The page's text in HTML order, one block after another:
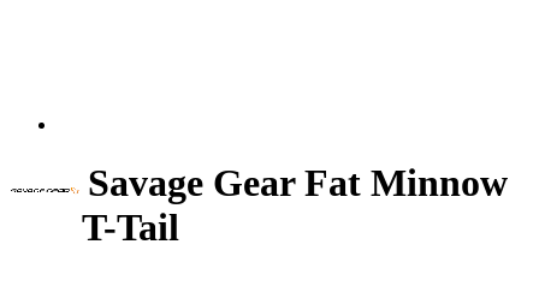
Savage Gear Fat Minnow
T-Tail